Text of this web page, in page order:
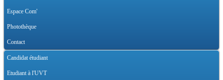
Espace Com'
Photothèque
Contact
Candidat étudiant
Etudiant à l'UVT